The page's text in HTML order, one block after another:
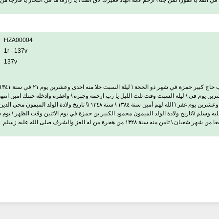
HZA00004
1r - 137v
137v
الدين بن \ حاج حمزة المرحوم بن حاج محمود \ في شهر عرفه بعد ما مضى منه \ سبع وعشرين يوم غفر \ الله
من هجرة من له العز والشرف صلى الله عليه زسلم